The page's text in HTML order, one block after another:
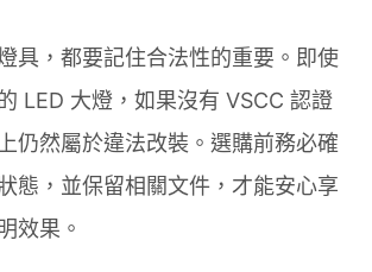
具，都要記住合法性的重要。即使
LED 大燈，如果沒有 VSCC 認證
仍然屬於違法改裝。選購前務必確
態，並保留相關文件，才能安心享
效果。